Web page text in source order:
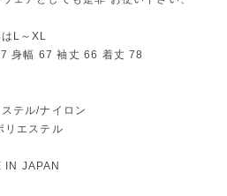
L～XL
身幅 67 袖丈 66 着丈 78
テル/ナイロン
リエステル
IN JAPAN